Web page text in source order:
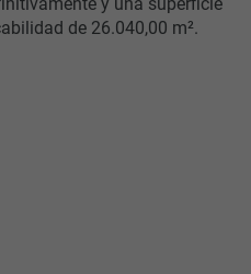
de 26.040,00 m².